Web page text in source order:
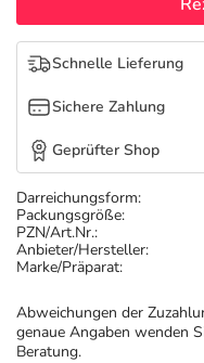
Tierapotheke
Marken
Salus Deals
Darreichungsform:
Packungsgröße:
PZN/Art.Nr.:
Anbieter/Hersteller:
Marke/Präparat:
Abweichungen der
genaue Angaben wenden
Beratung.
Schnelle Lieferung
Sichere Zahlung
Geprüfter Shop